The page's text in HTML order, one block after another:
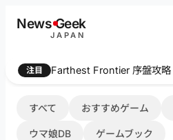
NewsGeek
JAPAN
注目 Farthest Frontier 序盤攻略
すべて おすすめゲーム
ウマ娘DB ゲームブック